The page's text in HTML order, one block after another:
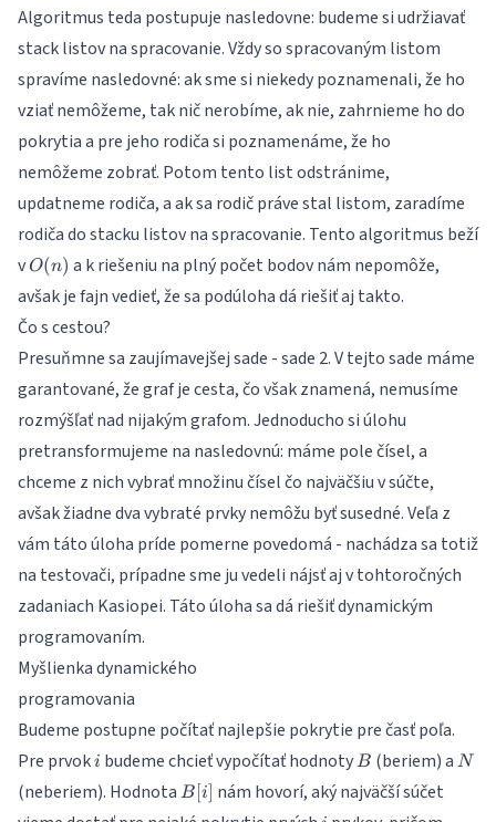
Algoritmus teda postupuje nasledovne: budeme si udržiavať
stack listov na spracovanie. Vždy so spracovaným listom
spravíme nasledovné: ak sme si niekedy poznamenali, že ho
vziať nemôžeme, tak nič nerobíme, ak nie, zahrnieme ho do
pokrytia a pre jeho rodiča si poznamenáme, že ho
nemôžeme zobrať. Potom tento list odstránime,
updatneme rodiča, a ak sa rodič práve stal listom, zaradíme
rodiča do stacku listov na spracovanie. Tento algoritmus beží
vO(n)
O(n) a k riešeniu na plný počet bodov nám nepomôže,
avšak je fajn vedieť, že sa podúloha dá riešiť aj takto.
Čo s cestou?
Presuňmne sa zaujímavejšej sade - sade 2. V tejto sade máme
garantované, že graf je cesta, čo však znamená, nemusíme
rozmýšľať nad nijakým grafom. Jednoducho si úlohu
pretransformujeme na nasledovnú: máme pole čísel, a
chceme z nich vybrať množinu čísel čo najväčšiu v súčte,
avšak žiadne dva vybraté prvky nemôžu byť susedné. Veľa z
vám táto úloha príde pomerne povedomá - nachádza sa totiž
na testovači, prípadne sme ju vedeli nájsť aj v tohtoročných
zadaniach Kasiopei. Táto úloha sa dá riešiť dynamickým
programovaním.
Myšlienka dynamického
programovania
Budeme postupne počítať najlepšie pokrytie pre časť poľa.
Pre prvoki
i budeme chcieť vypočítať hodnoty B
B (beriem) a N
N
(neberiem). Hodnota B[i]
B i
nám hovorí, aký najväčší súčet